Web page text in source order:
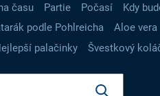
času Partie Počasí Kdy
podle Pohlreicha Aloe vera
palačinky Švestkový